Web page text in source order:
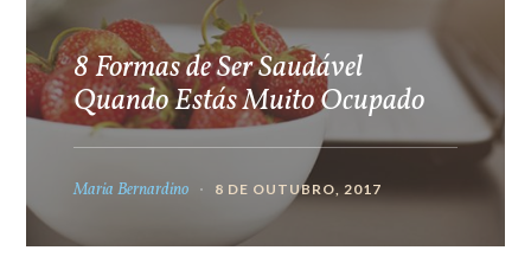
8 Formas de Ser Saudável
Quando Estás Muito Ocupado
Maria Bernardino 8 DE OUTUBRO, 2017